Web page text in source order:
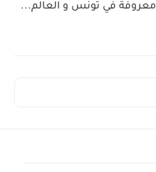
معروفة في تونس و العالم...